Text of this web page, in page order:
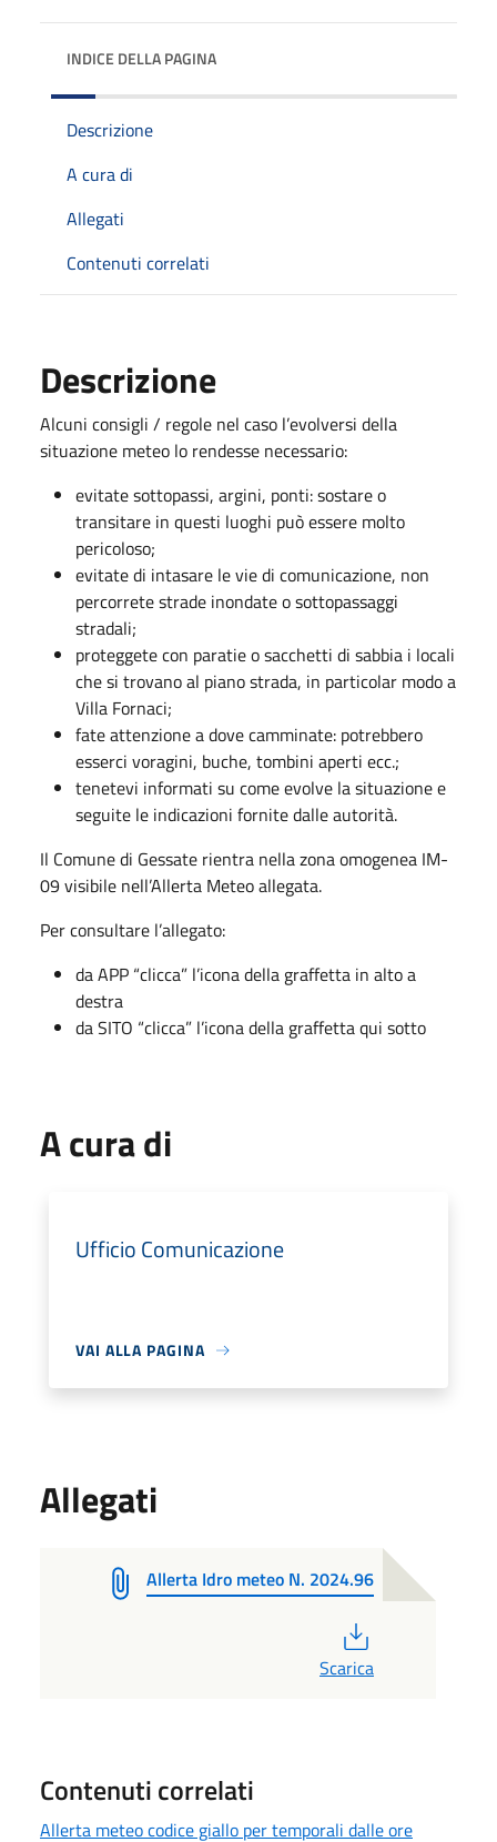
INDICE DELLA PAGINA
Descrizione
A cura di
Allegati
Contenuti correlati
Descrizione
Alcuni consigli / regole nel caso l’evolversi della
situazione meteo lo rendesse necessario:
evitate sottopassi, argini, ponti: sostare o
transitare in questi luoghi può essere molto
pericoloso;
evitate di intasare le vie di comunicazione, non
percorrete strade inondate o sottopassaggi
stradali;
proteggete con paratie o sacchetti di sabbia i locali
che si trovano al piano strada, in particolar modo a
Villa Fornaci;
fate attenzione a dove camminate: potrebbero
esserci voragini, buche, tombini aperti ecc.;
tenetevi informati su come evolve la situazione e
seguite le indicazioni fornite dalle autorità.
Il Comune di Gessate rientra nella zona omogenea IM-
09 visibile nell’Allerta Meteo allegata.
Per consultare l’allegato:
da APP “clicca” l’icona della graffetta in alto a
destra
da SITO “clicca” l’icona della graffetta qui sotto
A cura di
Ufficio Comunicazione
VAI ALLA PAGINA
Allegati
Allerta Idro meteo N. 2024.96
Scarica
Contenuti correlati
Allerta meteo codice giallo per temporali dalle ore